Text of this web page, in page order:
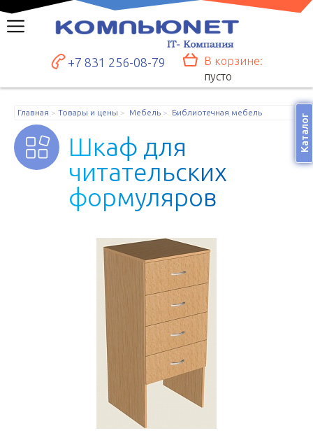
+7 831 256-08-79
В корзине:
пусто
Каталог
Главная Товары и цены Мебель Библиотечная мебель
Шкаф для
читательских
формуляров